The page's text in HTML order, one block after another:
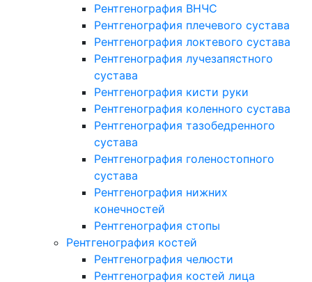
Рентгенография ВНЧС
Рентгенография плечевого сустава
Рентгенография локтевого сустава
Рентгенография лучезапястного
сустава
Рентгенография кисти руки
Рентгенография коленного сустава
Рентгенография тазобедренного
сустава
Рентгенография голеностопного
сустава
Рентгенография нижних
конечностей
Рентгенография стопы
Рентгенография костей
Рентгенография челюсти
Рентгенография костей лица